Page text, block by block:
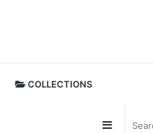
COLLECTIONS
Sidebar